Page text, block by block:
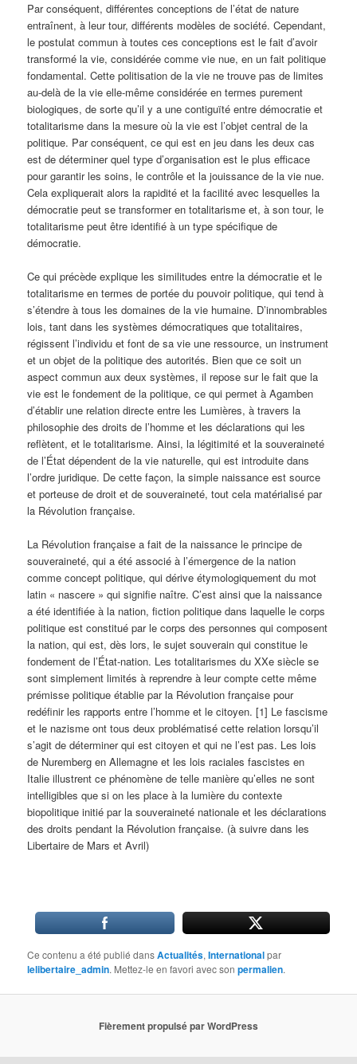
Par conséquent, différentes conceptions de l’état de nature
entraînent, à leur tour, différents modèles de société. Cependant,
le postulat commun à toutes ces conceptions est le fait d’avoir
transformé la vie, considérée comme vie nue, en un fait politique
fondamental. Cette politisation de la vie ne trouve pas de limites
au-delà de la vie elle-même considérée en termes purement
biologiques, de sorte qu’il y a une contiguïté entre démocratie et
totalitarisme dans la mesure où la vie est l’objet central de la
politique. Par conséquent, ce qui est en jeu dans les deux cas
est de déterminer quel type d’organisation est le plus efficace
pour garantir les soins, le contrôle et la jouissance de la vie nue.
Cela expliquerait alors la rapidité et la facilité avec lesquelles la
démocratie peut se transformer en totalitarisme et, à son tour, le
totalitarisme peut être identifié à un type spécifique de
démocratie.
Ce qui précède explique les similitudes entre la démocratie et le
totalitarisme en termes de portée du pouvoir politique, qui tend à
s’étendre à tous les domaines de la vie humaine. D’innombrables
lois, tant dans les systèmes démocratiques que totalitaires,
régissent l’individu et font de sa vie une ressource, un instrument
et un objet de la politique des autorités. Bien que ce soit un
aspect commun aux deux systèmes, il repose sur le fait que la
vie est le fondement de la politique, ce qui permet à Agamben
d’établir une relation directe entre les Lumières, à travers la
philosophie des droits de l’homme et les déclarations qui les
reflètent, et le totalitarisme. Ainsi, la légitimité et la souveraineté
de l’État dépendent de la vie naturelle, qui est introduite dans
l’ordre juridique. De cette façon, la simple naissance est source
et porteuse de droit et de souveraineté, tout cela matérialisé par
la Révolution française.
La Révolution française a fait de la naissance le principe de
souveraineté, qui a été associé à l’émergence de la nation
comme concept politique, qui dérive étymologiquement du mot
latin « nascere » qui signifie naître. C’est ainsi que la naissance
a été identifiée à la nation, fiction politique dans laquelle le corps
politique est constitué par le corps des personnes qui composent
la nation, qui est, dès lors, le sujet souverain qui constitue le
fondement de l’État-nation. Les totalitarismes du XXe siècle se
sont simplement limités à reprendre à leur compte cette même
prémisse politique établie par la Révolution française pour
redéfinir les rapports entre l’homme et le citoyen. [1] Le fascisme
et le nazisme ont tous deux problématisé cette relation lorsqu’il
s’agit de déterminer qui est citoyen et qui ne l’est pas. Les lois
de Nuremberg en Allemagne et les lois raciales fascistes en
Italie illustrent ce phénomène de telle manière qu’elles ne sont
intelligibles que si on les place à la lumière du contexte
biopolitique initié par la souveraineté nationale et les déclarations
des droits pendant la Révolution française. (à suivre dans les
Libertaire de Mars et Avril)
Ce contenu a été publié dansActualités,Internationalpar
lelibertaire_admin. Mettez-le en favori avec sonpermalien.
Fièrement propulsé par WordPress